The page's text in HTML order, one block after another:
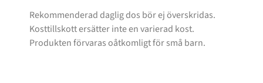
Rekommenderad daglig dos bör ej överskridas.
Kosttillskott ersätter inte en varierad kost.
Produkten förvaras oåtkomligt för små barn.